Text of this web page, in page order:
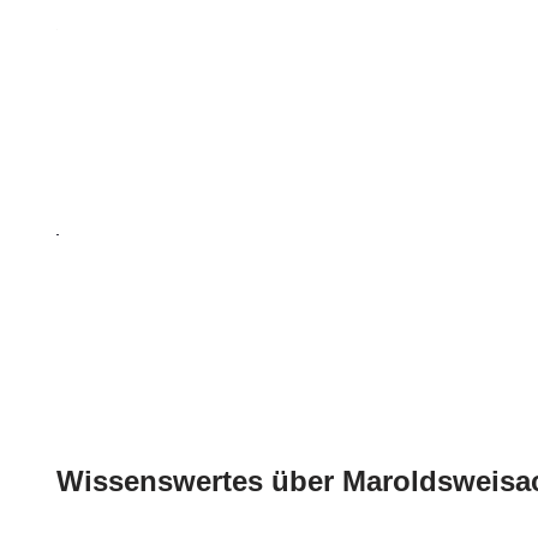
Wissenswertes über